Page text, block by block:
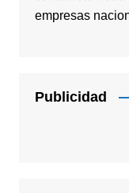
empresas
Publicidad